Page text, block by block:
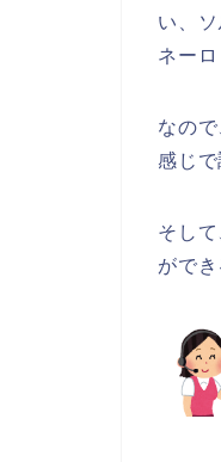
い、
ネー
なの
感じで
そし
ができ